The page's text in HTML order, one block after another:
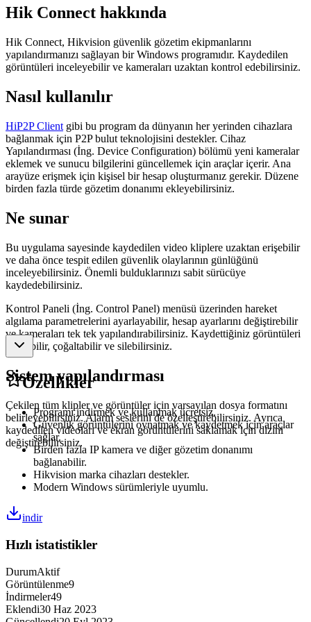
Hik Connect hakkında
Hik Connect, Hikvision güvenlik gözetim ekipmanlarını
yapılandırmanızı sağlayan bir Windows programıdır. Kaydedilen
görüntüleri inceleyebilir ve kameraları uzaktan kontrol edebilirsiniz.
Nasıl kullanılır
HiP2P Client gibi bu program da dünyanın her yerinden cihazlara
bağlanmak için P2P bulut teknolojisini destekler. Cihaz
Yapılandırması (İng. Device Configuration) bölümü yeni kameralar
eklemek ve sunucu bilgilerini güncellemek için araçlar içerir. Ana
arayüze erişmek için kişisel bir hesap oluşturmanız gerekir. Düzene
birden fazla türde gözetim donanımı ekleyebilirsiniz.
Ne sunar
Bu uygulama sayesinde kaydedilen video kliplere uzaktan erişebilir
ve daha önce tespit edilen güvenlik olaylarının günlüğünü
inceleyebilirsiniz. Önemli bulduklarınızı sabit sürücüye
kaydedebilirsiniz.
Kontrol Paneli (İng. Control Panel) menüsü üzerinden hareket
algılama parametrelerini ayarlayabilir, hesap ayarlarını değiştirebilir
ve kameraları tek tek yapılandırabilirsiniz. Kaydettiğiniz görüntüleri
taşıyabilir, çoğaltabilir ve silebilirsiniz.
Sistem yapılandırması
Çekilen tüm klipler ve görüntüler için varsayılan dosya formatını
belirleyebilirsiniz. Alarm seslerini de özelleştirebilirsiniz. Ayrıca
kaydedilen videoları ve ekran görüntülerini saklamak için dizini
değiştirebilirsiniz.
Özellikler
Programı indirmek ve kullanmak ücretsiz.
Güvenlik görüntülerini oynatmak ve kaydetmek için araçlar
sağlar.
Birden fazla IP kamera ve diğer gözetim donanımı
bağlanabilir.
Hikvision marka cihazları destekler.
Modern Windows sürümleriyle uyumlu.
indir
Hızlı istatistikler
DurumAktif
Görüntülenme9
İndirmeler49
Eklendi30 Haz 2023